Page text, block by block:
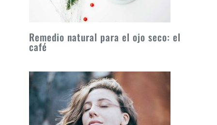
Remedio natural para el ojo seco: el
café